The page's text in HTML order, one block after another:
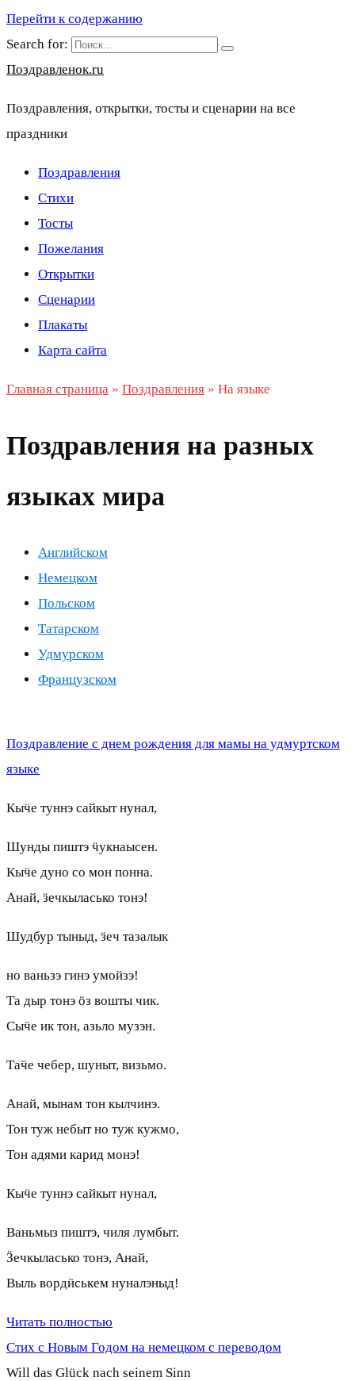
Перейти к содержанию
Search for:
Поздравленок.ru
Поздравления, открытки, тосты и сценарии на все
праздники
Поздравления
Стихи
Тосты
Пожелания
Открытки
Сценарии
Плакаты
Карта сайта
Главная страница » Поздравления » На языке
Поздравления на разных
языках мира
Английском
Немецком
Польском
Татарском
Удмурском
Французском
Поздравление с днем рождения для мамы на удмуртском
языке
Кыӵе туннэ сайкыт нунал,
Шунды пиштэ ӵукнаысен.
Кыӵе дуно со мон понна.
Анай, ӟечкыласько тонэ!
Шудбур тыныд, ӟеч тазалык
но ваньзэ гинэ умойзэ!
Та дыр тонэ ӧз вошты чик.
Сыӵе ик тон, азьло музэн.
Таӵе чебер, шуныт, визьмо.
Анай, мынам тон кылчинэ.
Тон туж небыт но туж кужмо,
Тон адями карид монэ!
Кыӵе туннэ сайкыт нунал,
Ваньмыз пиштэ, чиля лумбыт.
Ӟечкыласько тонэ, Анай,
Выль вордӥськем нуналэныд!
Читать полностью
Стих с Новым Годом на немецком с переводом
Will das Glück nach seinem Sinn